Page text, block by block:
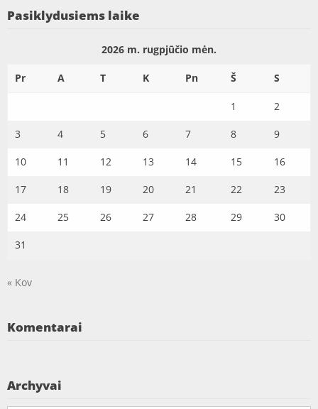
Pasiklydusiems laike
2026 m. rugpjūčio mėn.
Pr A T K Pn Š S
1 2
3 4 5 6 7 8 9
10 11 12 13 14 15 16
17 18 19 20 21 22 23
24 25 26 27 28 29 30
31
« Kov
Komentarai
Archyvai